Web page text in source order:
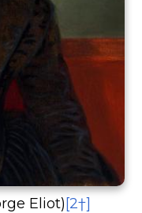
Eliot) [2†]